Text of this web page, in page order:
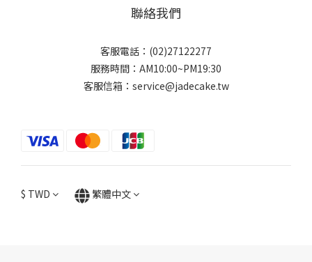
聯絡我們
客服電話：(02)27122277
服務時間：AM10:00~PM19:30
客服信箱：service@jadecake.tw
$ TWD 繁體中文